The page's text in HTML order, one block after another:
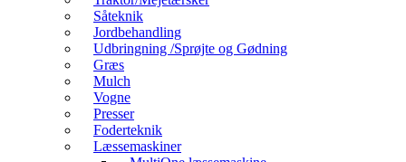
Såteknik
Jordbehandling
Udbringning /Sprøjte og Gødning
Græs
Mulch
Vogne
Presser
Foderteknik
Læssemaskiner